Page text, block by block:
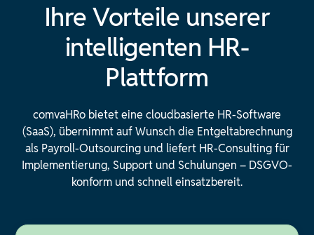
Ihre Vorteile unserer
intelligenten HR-
Plattform
comvaHRo bietet eine cloudbasierte HR-Software
(SaaS), übernimmt auf Wunsch die Entgeltabrechnung
als Payroll-Outsourcing und liefert HR-Consulting für
Implementierung, Support und Schulungen – DSGVO-
konform und schnell einsatzbereit.